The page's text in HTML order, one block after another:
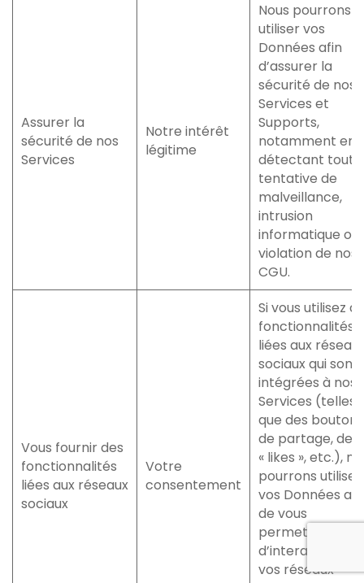
Assurer la
sécurité de nos
Services
Notre intérêt
légitime
Nous pourrons
utiliser vos
Données afin
d’assurer la
sécurité de nos
Services et
Supports,
notamment en
détectant toute
tentative de
malveillance,
intrusion
informatique ou
violation de nos
CGU.
Vous fournir des
fonctionnalités
liées aux réseaux
sociaux
Votre
consentement
Si vous utilisez
fonctionnalités
liées aux
sociaux qui sont
intégrées à nos
Services (telles
que des boutons
de partage, de
« likes », etc.),
pourrons utiliser
vos Données
de vous
permettre
d’interagir avec
vos réseaux